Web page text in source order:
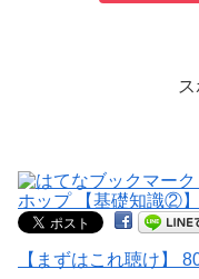
【まずはこれ聴け】